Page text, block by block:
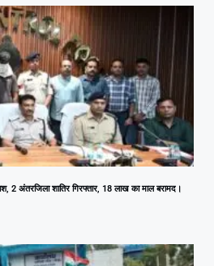
2 अंतरजिला शातिर गिरफ्तार, 18 लाख का माल बरामद।